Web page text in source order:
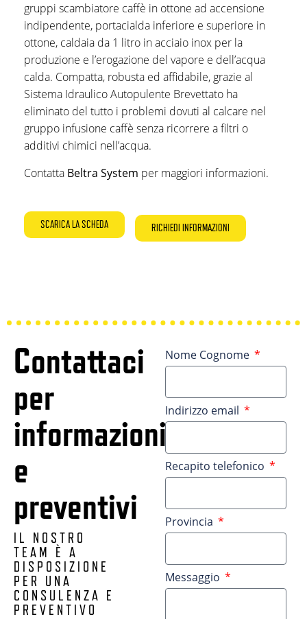
gruppi scambiatore caffè in ottone ad accensione
indipendente, portacialda inferiore e superiore in
ottone, caldaia da 1 litro in acciaio inox per la
produzione e l’erogazione del vapore e dell’acqua
calda. Compatta, robusta ed affidabile, grazie al
Sistema Idraulico Autopulente Brevettato ha
eliminato del tutto i problemi dovuti al calcare nel
gruppo infusione caffè senza ricorrere a filtri o
additivi chimici nell’acqua.
Contatta Beltra System per maggiori informazioni.
SCARICA LA SCHEDA RICHIEDI INFORMAZIONI
Contattaci
per
informazioni
e
preventivi
IL NOSTRO
TEAM È A
DISPOSIZIONE
PER UNA
CONSULENZA E
PREVENTIVO
Nome Cognome
Indirizzo email
Recapito telefonico
Provincia
Messaggio